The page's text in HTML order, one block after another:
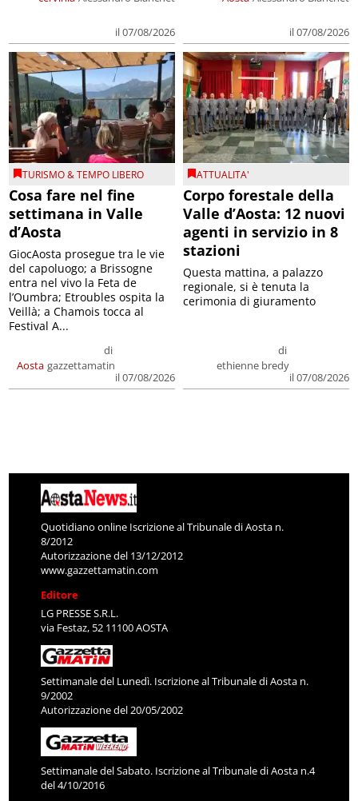
il 07/08/2026 il 07/08/2026
TURISMO & TEMPO LIBERO
Cosa fare nel fine
settimana in Valle
d’Aosta
Aosta
di
gazzettamatin
il 07/08/2026
GiocAosta prosegue tra le vie
del capoluogo; a Brissogne
entra nel vivo la Feta de
l’Oumbra; Etroubles ospita la
Veillà; a Chamois tocca al
Festival A...
ATTUALITA'
Corpo forestale della
Valle d’Aosta: 12 nuovi
agenti in servizio in 8
stazioni
di
ethienne bredy
il 07/08/2026
Questa mattina, a palazzo
regionale, si è tenuta la
cerimonia di giuramento
Quotidiano online Iscrizione al Tribunale di Aosta n.
8/2012
Autorizzazione del 13/12/2012
www.gazzettamatin.com
Editore
LG PRESSE S.R.L.
via Festaz, 52 11100 AOSTA
Settimanale del Lunedì. Iscrizione al Tribunale di Aosta n.
9/2002
Autorizzazione del 20/05/2002
Settimanale del Sabato. Iscrizione al Tribunale di Aosta n.4
del 4/10/2016